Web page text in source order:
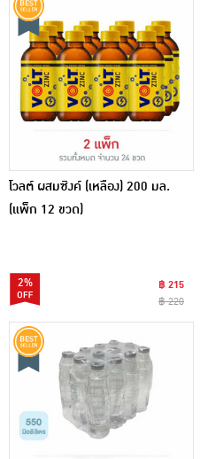
โวลต์ ผสมซิงค์ (เหลือง) 200 มล.
(แพ็ก 12 ขวด)
2%
฿ 215
฿ 220